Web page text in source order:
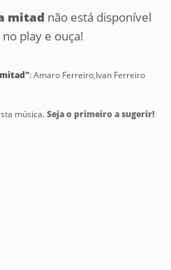
mitad não está disponível
play e ouça!
: Amaro Ferreiro,Ivan Ferreiro
música.Seja o primeiro a sugerir!